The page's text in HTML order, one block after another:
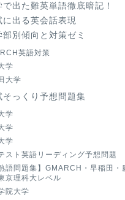
出た難英単語徹底暗記！
に出る英会話表現
部別傾向と対策ゼミ
英語対策
学
大学
そっくり予想問題集
学
学
学
スト英語リーディング予想問題
語問題集】GMARCH・早稲田・
京理科大レベル
院大学